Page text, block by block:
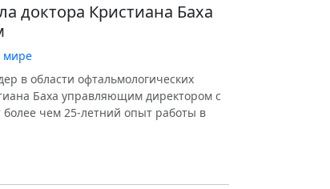
доктора Кристиана Баха
мире
в области офтальмологических
Баха управляющим директором с
более чем 25-летний опыт работы в